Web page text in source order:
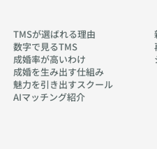
TMSが選ばれる理由
数字で見るTMS
成婚率が高いわけ
成婚を生み出す仕組み
魅力を引き出すスクール
AIマッチング紹介